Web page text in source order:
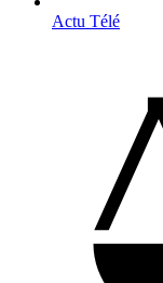
Actu Télé